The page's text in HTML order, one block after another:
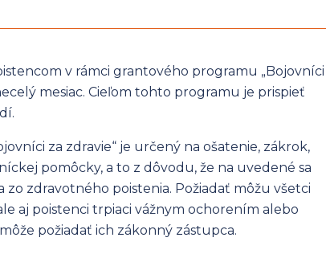
v rámci grantového programu „Bojovníci
mesiac. Cieľom tohto programu je prispieť
za zdravie“ je určený na ošatenie, zákrok,
pomôcky, a to z dôvodu, že na uvedené sa
zdravotného poistenia. Požiadať môžu všetci
aj poistenci trpiaci vážnym ochorením alebo
požiadať ich zákonný zástupca.